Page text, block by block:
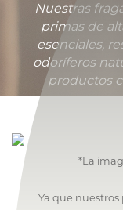
Nuestras
primas de
esenciales,
odoríferos
productos
*La
Ya que